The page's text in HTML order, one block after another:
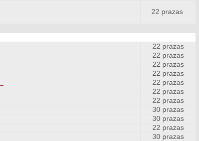
22 prazas
22 prazas
22 prazas
22 prazas
22 prazas
22 prazas
22 prazas
22 prazas
30 prazas
30 prazas
22 prazas
30 prazas